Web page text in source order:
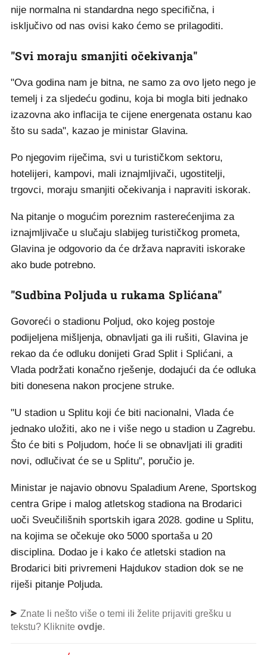
nije normalna ni standardna nego specifična, i
isključivo od nas ovisi kako ćemo se prilagoditi.
"Svi moraju smanjiti očekivanja"
"Ova godina nam je bitna, ne samo za ovo ljeto nego je
temelj i za sljedeću godinu, koja bi mogla biti jednako
izazovna ako inflacija te cijene energenata ostanu kao
što su sada", kazao je ministar Glavina.
Po njegovim riječima, svi u turističkom sektoru,
hotelijeri, kampovi, mali iznajmljivači, ugostitelji,
trgovci, moraju smanjiti očekivanja i napraviti iskorak.
Na pitanje o mogućim poreznim rasterećenjima za
iznajmljivače u slučaju slabijeg turističkog prometa,
Glavina je odgovorio da će država napraviti iskorake
ako bude potrebno.
"Sudbina Poljuda u rukama Splićana"
Govoreći o stadionu Poljud, oko kojeg postoje
podijeljena mišljenja, obnavljati ga ili rušiti, Glavina je
rekao da će odluku donijeti Grad Split i Splićani, a
Vlada podržati konačno rješenje, dodajući da će odluka
biti donesena nakon procjene struke.
"U stadion u Splitu koji će biti nacionalni, Vlada će
jednako uložiti, ako ne i više nego u stadion u Zagrebu.
Što će biti s Poljudom, hoće li se obnavljati ili graditi
novi, odlučivat će se u Splitu", poručio je.
Ministar je najavio obnovu Spaladium Arene, Sportskog
centra Gripe i malog atletskog stadiona na Brodarici
uoči Sveučilišnih sportskih igara 2028. godine u Splitu,
na kojima se očekuje oko 5000 sportaša u 20
disciplina. Dodao je i kako će atletski stadion na
Brodarici biti privremeni Hajdukov stadion dok se ne
riješi pitanje Poljuda.
Znate li nešto više o temi ili želite prijaviti grešku u
tekstu? Kliknite ovdje.